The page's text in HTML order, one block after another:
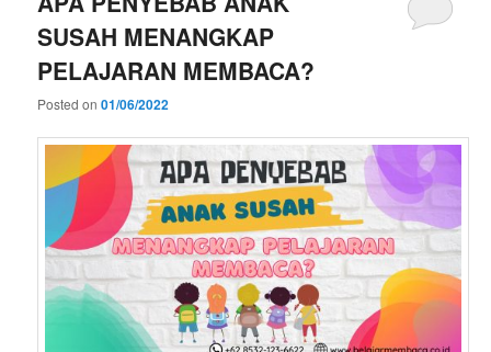
SUSAH MENANGKAP
PELAJARAN MEMBACA?
Posted on01/06/2022